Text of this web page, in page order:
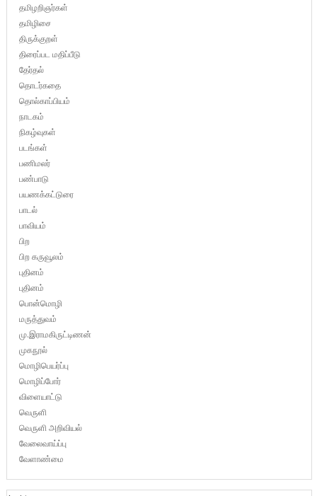
தமிழறிஞர்கள்
தமிழிசை
திருக்குறள்
திரைப்பட மதிப்பீடு
தேர்தல்
தொடர்கதை
தொல்காப்பியம்
நாடகம்
நிகழ்வுகள்
படங்கள்
பணிமலர்
பண்பாடு
பயணக்கட்டுரை
பாடல்
பாவியம்
பிற
பிற கருவூலம்
புதினம்
புதினம்
பொன்மொழி
மருத்துவம்
மு.இராமகிருட்டிணன்
முகநூல்
மொழிபெயர்ப்பு
மொழிப்போர்
விளையாட்டு
வெருளி
வெருளி அறிவியல்
வேலைவாய்ப்பு
வேளாண்மை